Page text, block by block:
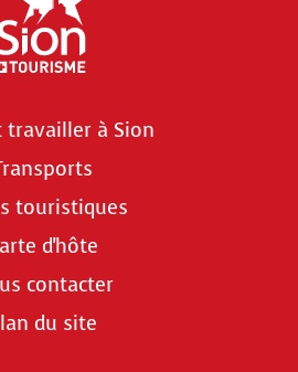
travailler à Sion
touristiques
d'hôte
contacter
du site